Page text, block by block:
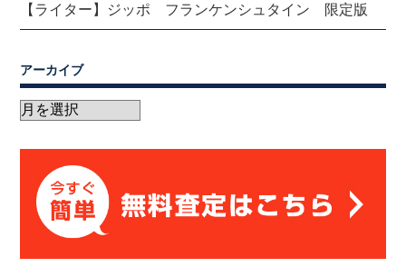
【ライター】ジッポ フランケンシュタイン 限定版
アーカイブ